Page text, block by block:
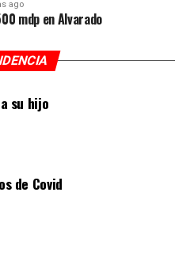
ago
mdp en Alvarado
su hijo
de Covid